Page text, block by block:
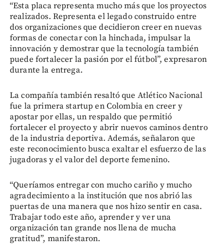
“Esta placa representa mucho más que los proyectos
realizados. Representa el legado construido entre
dos organizaciones que decidieron creer en nuevas
formas de conectar con la hinchada, impulsar la
innovación y demostrar que la tecnología también
puede fortalecer la pasión por el fútbol”, expresaron
durante la entrega.
La compañía también resaltó que Atlético Nacional
fue la primera startup en Colombia en creer y
apostar por ellas, un respaldo que permitió
fortalecer el proyecto y abrir nuevos caminos dentro
de la industria deportiva. Además, señalaron que
este reconocimiento busca exaltar el esfuerzo de las
jugadoras y el valor del deporte femenino.
“Queríamos entregar con mucho cariño y mucho
agradecimiento a la institución que nos abrió las
puertas de una manera que nos hizo sentir en casa.
Trabajar todo este año, aprender y ver una
organización tan grande nos llena de mucha
gratitud”, manifestaron.